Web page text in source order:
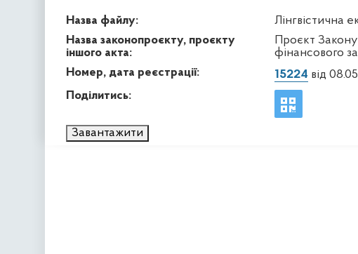
Назва файлу:
Лінгвістична
Назва законопроєкту, проєкту
іншого акта:
Проєкт
фінансового
Номер, дата реєстрації:
15224 від
Поділитись:
Завантажити